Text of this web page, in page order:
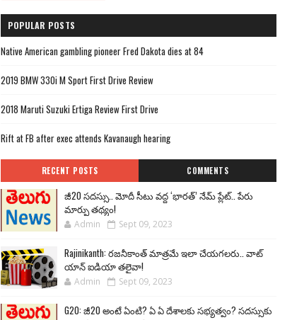
POPULAR POSTS
Native American gambling pioneer Fred Dakota dies at 84
2019 BMW 330i M Sport First Drive Review
2018 Maruti Suzuki Ertiga Review First Drive
Rift at FB after exec attends Kavanaugh hearing
RECENT POSTS COMMENTS
జీ20 సదస్సు.. మోదీ సీటు వద్ద ‘భారత్’ నేమ్ ప్లేట్‌.. పేరు
మార్పు తథ్యం!
Admin Sept 09, 2023
Rajinikanth: రజనీకాంత్ మాత్రమే ఇలా చేయగలరు.. వాట్
యాన్ ఐడియా తలైవా!
Admin Sept 09, 2023
G20: జీ20 అంటే ఏంటి? ఏ ఏ దేశాలకు సభ్యత్వం? సదస్సుకు